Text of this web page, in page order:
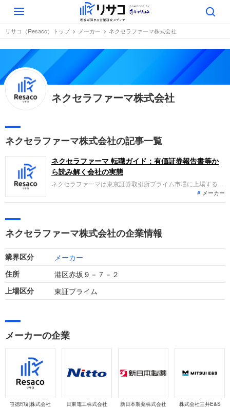
Toggle
navigation
リサコ（Resaco）トップ メーカー ネクセラファーマ株式会社
ネクセラファーマ株式会社
ネクセラファーマ株式会社の記事一覧
ネクセラファーマ 転職ガイド：有価証券報告書等か
ら読み解く会社の実態
ネクセラファーマは東京証券取引所プライム市場に上場する、
テクノロジーに立脚したバイオ医薬品企業です。医薬品の研究
から開発、販売までを中核事業としてグローバルに展開してい
幅が拡大しました。
メーカー
ネクセラファーマ株式会社の企業情報
業界区分 メーカー
住所 港区赤坂９－７－２
上場区分 東証プライム
メーカーの企業
笹徳印刷株式会社 日東電工株式会社 新日本製薬株式会社 株式会社三井E&S